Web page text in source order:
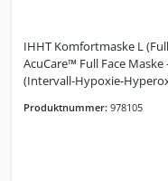
IHHT Komfortmaske L (Full
AcuCare™ Full Face
(Intervall-Hypoxie-Hyperoxie-Training) Die
AcuCare™ Full Face
Produktnummer: 978105